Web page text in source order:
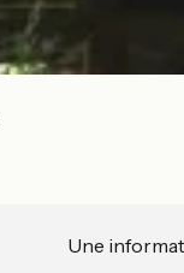
Une